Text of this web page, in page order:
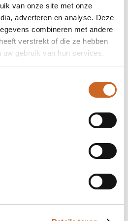
van onze site met onze
adverteren en analyse. Deze
combineren met andere
verstrekt of die ze hebben
gebruik van hun services.
overleg
levertijden, maar
in overleg met jou af. Zo
en kunnen we eventuele
tijdig
of een gewenste